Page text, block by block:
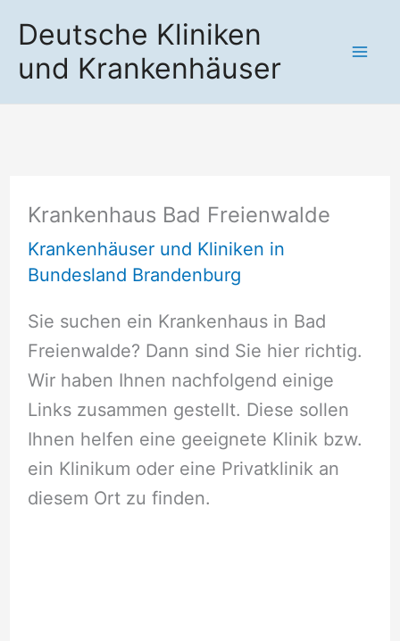
Inhalt
springen
Deutsche Kliniken
und Krankenhäuser
Krankenhaus Bad Freienwalde
Krankenhäuser und Kliniken in
Bundesland Brandenburg
Sie suchen ein Krankenhaus in Bad
Freienwalde? Dann sind Sie hier richtig.
Wir haben Ihnen nachfolgend einige
Links zusammen gestellt. Diese sollen
Ihnen helfen eine geeignete Klinik bzw.
ein Klinikum oder eine Privatklinik an
diesem Ort zu finden.